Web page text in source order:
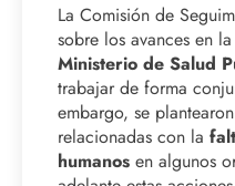
La Comisión de
sobre los avances en
Ministerio de Salud
trabajar de forma
embargo, se
relacionadas con la
humanos en algunos